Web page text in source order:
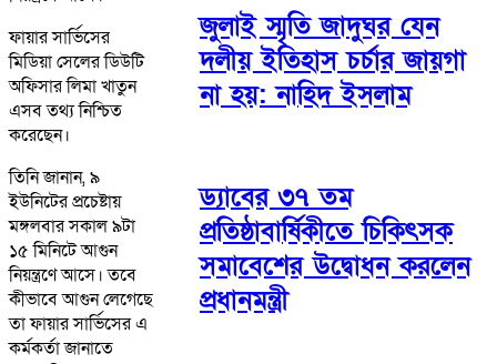
ফায়ার সার্ভিসের
মিডিয়া সেলের ডিউটি
অফিসার লিমা খাতুন
এসব তথ্য নিশ্চিত
করেছেন।
তিনি জানান, ৯
ইউনিটের প্রচেষ্টায়
মঙ্গলবার সকাল ৯টা
১৫ মিনিটে আগুন
নিয়ন্ত্রণে আসে। তবে
কীভাবে আগুন লেগেছে
তা ফায়ার সার্ভিসের এ
কর্মকর্তা জানাতে
জুলাই স্মৃতি জাদুঘর যেন
দলীয় ইতিহাস চর্চার জায়গা
না হয়: নাহিদ ইসলাম
ড্যাবের ৩৭ তম
প্রতিষ্ঠাবার্ষিকীতে চিকিৎসক
সমাবেশের উদ্বোধন করলেন
প্রধানমন্ত্রী